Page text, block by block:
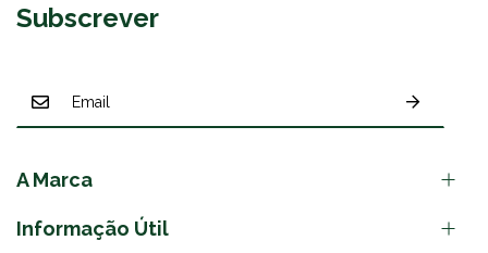
Subscrever
A Marca
Informação Útil